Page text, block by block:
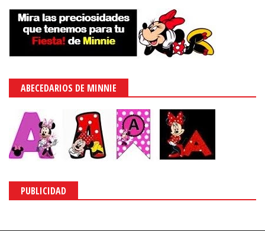
ABECEDARIOS DE MINNIE
PUBLICIDAD